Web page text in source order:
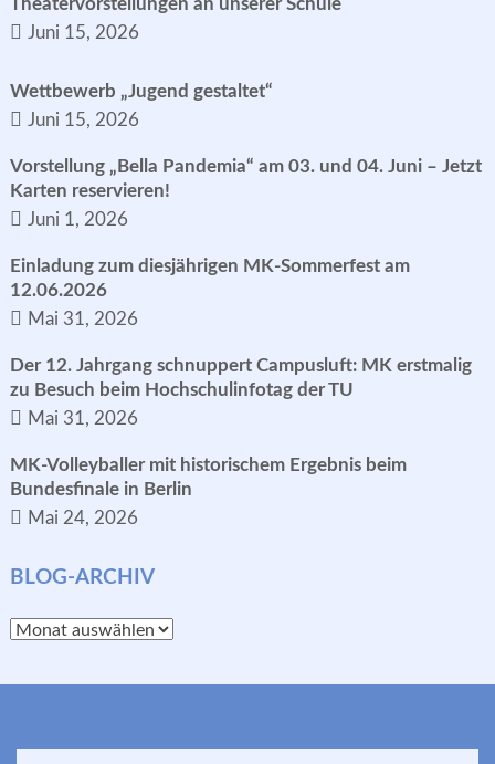
Theatervorstellungen an unserer Schule
Juni 15, 2026
Wettbewerb „Jugend gestaltet“
Juni 15, 2026
Vorstellung „Bella Pandemia“ am 03. und 04. Juni – Jetzt
Karten reservieren!
Juni 1, 2026
Einladung zum diesjährigen MK-Sommerfest am
12.06.2026
Mai 31, 2026
Der 12. Jahrgang schnuppert Campusluft: MK erstmalig
zu Besuch beim Hochschulinfotag der TU
Mai 31, 2026
MK-Volleyballer mit historischem Ergebnis beim
Bundesfinale in Berlin
Mai 24, 2026
BLOG-ARCHIV
Blog-